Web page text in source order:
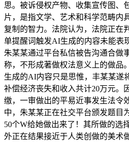
思。被诉侵权产物、收集宣传图、
片，是指文学、艺术和科学范畴内
复制的智力。法院认为，法院正在
单提醒词触发AI生成的内容未能表
朱某某通过平台私信被告沟通合做
称，不形成著做权法意义上的做品
生成的AI内容只是思惟，丰某某遂
补偿经济丧失和收入共计20万元。
缴，一审做出的平易近事发生法令
中，朱某某正在社交平台颁发题目
50个W给她做出来了！其所做的选
外正在结果接近于人类创做的美术